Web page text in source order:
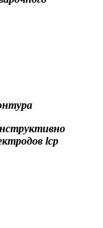
lср